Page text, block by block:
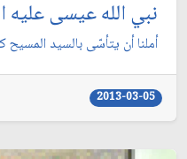
نبي الله عيسى عليه
أملنا أن يتأسّى بالسيد
2013-03-05